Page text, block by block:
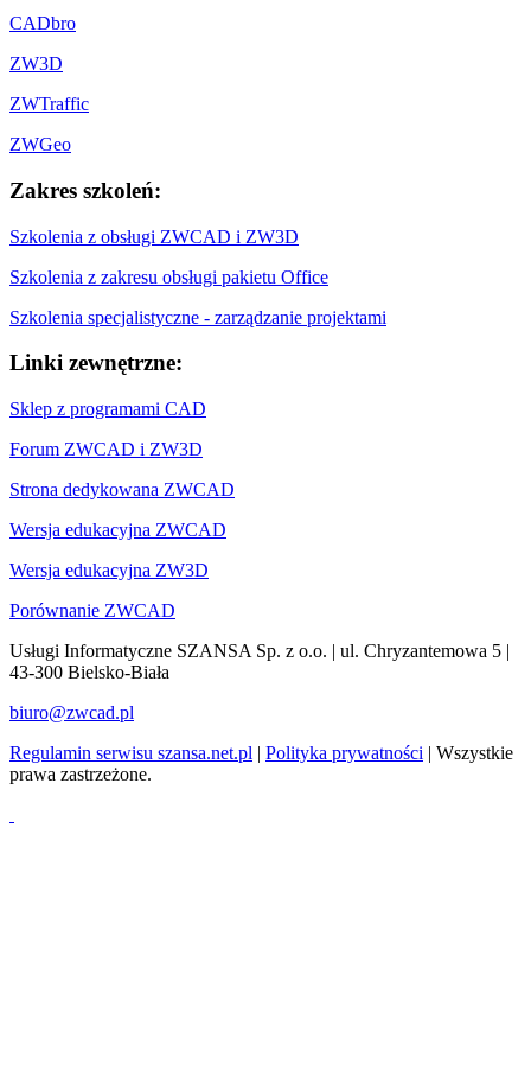
CADbro
ZW3D
ZWTraffic
ZWGeo
Zakres szkoleń:
Szkolenia z obsługi ZWCAD i ZW3D
Szkolenia z zakresu obsługi pakietu Office
Szkolenia specjalistyczne - zarządzanie projektami
Linki zewnętrzne:
Sklep z programami CAD
Forum ZWCAD i ZW3D
Strona dedykowana ZWCAD
Wersja edukacyjna ZWCAD
Wersja edukacyjna ZW3D
Porównanie ZWCAD
Usługi Informatyczne SZANSA Sp. z o.o. | ul. Chryzantemowa 5 |
43-300 Bielsko-Biała
biuro@zwcad.pl
Regulamin serwisu szansa.net.pl | Polityka prywatności | Wszystkie
prawa zastrzeżone.